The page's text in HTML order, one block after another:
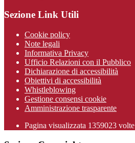
Sezione Link Utili
Cookie policy
Note legali
Informativa Privacy
Ufficio Relazioni con il Pubblico
Dichiarazione di accessibilità
Obiettivi di accessibilità
Whistleblowing
Gestione consensi cookie
Amministrazione trasparente
Pagina visualizzata 1359023 volte